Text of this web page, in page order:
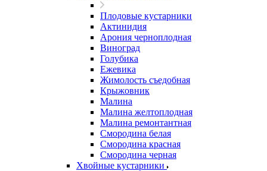
Плодовые кустарники
Актинидия
Арония черноплодная
Виноград
Голубика
Ежевика
Жимолость съедобная
Крыжовник
Малина
Малина желтоплодная
Малина ремонтантная
Смородина белая
Смородина красная
Смородина черная
Хвойные кустарники